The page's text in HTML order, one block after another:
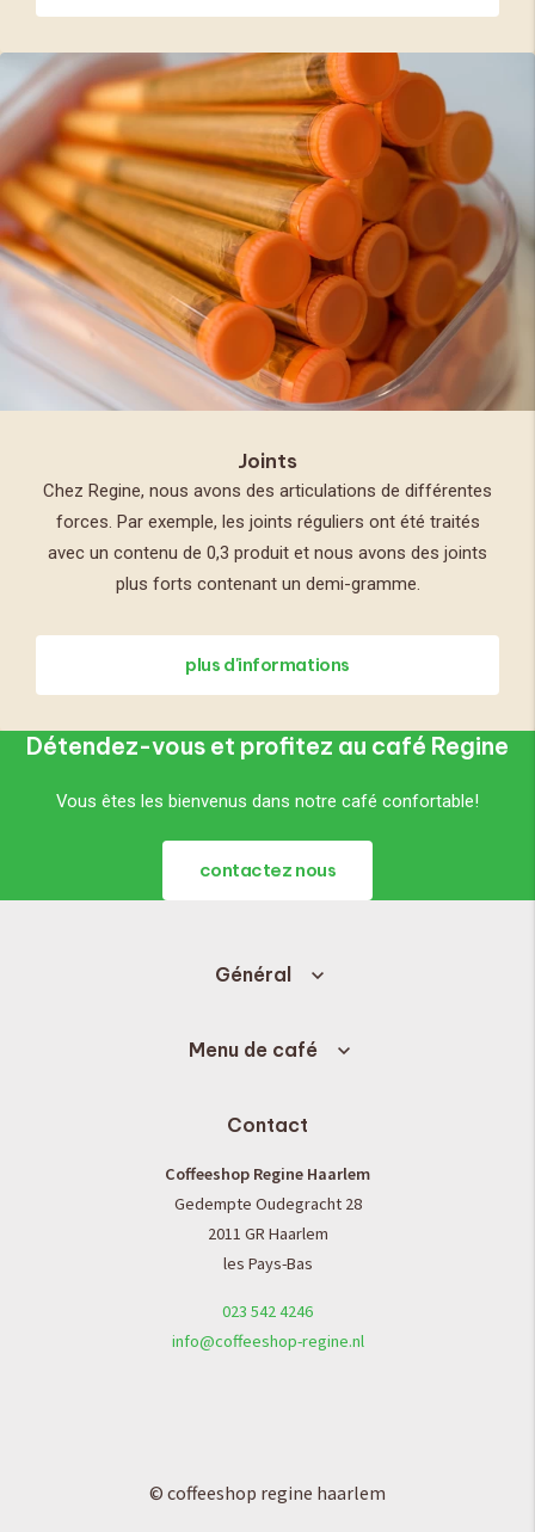
Joints
Chez Regine, nous avons des articulations de différentes
forces. Par exemple, les joints réguliers ont été traités
avec un contenu de 0,3 produit et nous avons des joints
plus forts contenant un demi-gramme.
plus d'informations
Détendez-vous et profitez au café Regine
Vous êtes les bienvenus dans notre café confortable!
contactez nous
Général
Menu de café
Contact
Coffeeshop Regine Haarlem
Gedempte Oudegracht 28
2011 GR Haarlem
les Pays-Bas
023 542 4246
info@coffeeshop-regine.nl
© coffeeshop regine haarlem